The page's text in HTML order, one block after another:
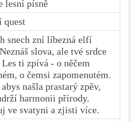
lesní písně
quest
snech zní líbezná elfí
slova, ale tvé srdce
Les ti zpívá - o něčem
o čemsi zapomenutém.
abys našla prastarý zpěv,
harmonii přírody.
ve svatyni a zjisti více.